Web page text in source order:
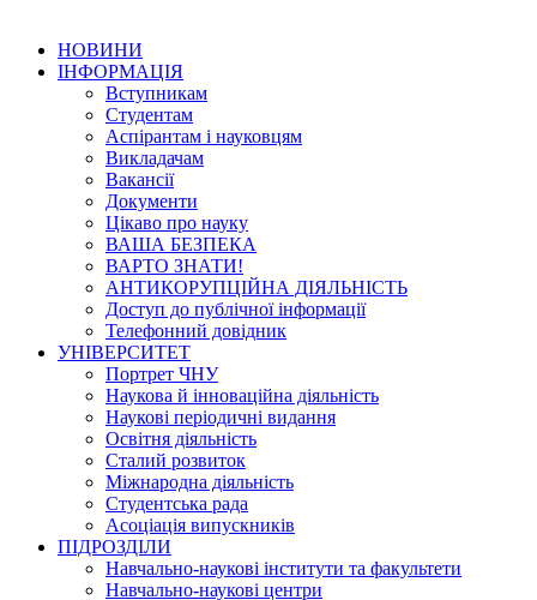
НОВИНИ
ІНФОРМАЦІЯ
Вступникам
Студентам
Аспірантам і науковцям
Викладачам
Вакансії
Документи
Цікаво про науку
ВАША БЕЗПЕКА
ВАРТО ЗНАТИ!
АНТИКОРУПЦІЙНА ДІЯЛЬНІСТЬ
Доступ до публічної інформації
Телефонний довідник
УНІВЕРСИТЕТ
Портрет ЧНУ
Наукова й інноваційна діяльність
Наукові періодичні видання
Освітня діяльність
Сталий розвиток
Міжнародна діяльність
Студентська рада
Асоціація випускників
ПІДРОЗДІЛИ
Навчально-наукові інститути та факультети
Навчально-наукові центри